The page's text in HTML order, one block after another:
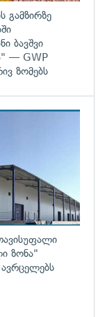
გამზირზე
ბავშვი
— GWP
ზომებს
ზონა"
ავრცელებს